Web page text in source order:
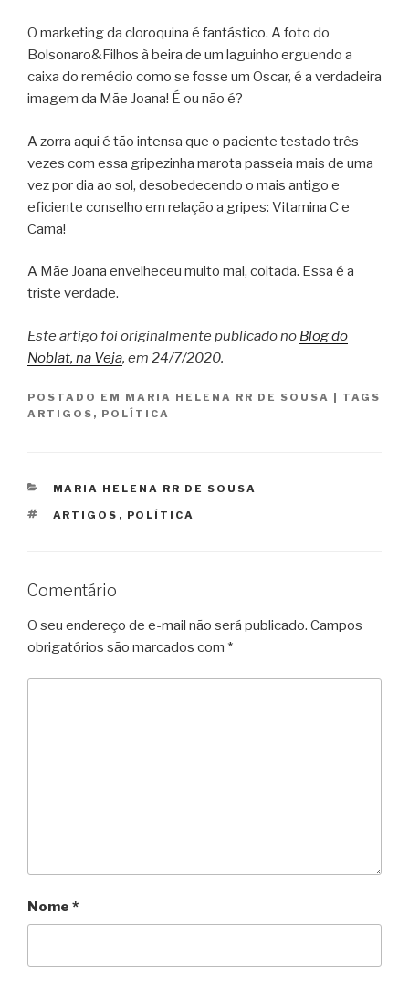
O marketing da cloroquina é fantástico. A foto do
Bolsonaro&Filhos à beira de um laguinho erguendo a
caixa do remédio como se fosse um Oscar, é a verdadeira
imagem da Mãe Joana! É ou não é?
A zorra aqui é tão intensa que o paciente testado três
vezes com essa gripezinha marota passeia mais de uma
vez por dia ao sol, desobedecendo o mais antigo e
eficiente conselho em relação a gripes: Vitamina C e
Cama!
A Mãe Joana envelheceu muito mal, coitada. Essa é a
triste verdade.
Este artigo foi originalmente publicado no Blog do
Noblat, na Veja, em 24/7/2020.
POSTADO EM MARIA HELENA RR DE SOUSA
TAGS
ARTIGOS , POLÍTICA
CATEGORIAS
MARIA HELENA RR DE SOUSA
TAGS
ARTIGOS , POLÍTICA
Comentário
O seu endereço de e-mail não será publicado. Campos
obrigatórios são marcados com *
Nome *